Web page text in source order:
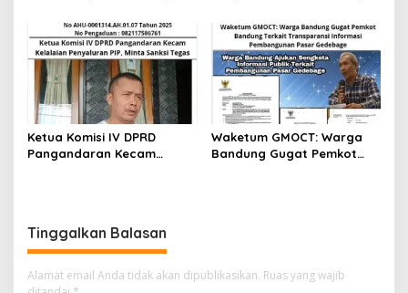
Berharap Terselenggara
Demokratis dan
Transparan
Dilaporkan ke Polda Jabar
Ketua Komisi IV DPRD
Pangandaran Kecam
Waketum GMOCT: Warga
Bandung Gugat Pemkot
Tinggalkan Balasan
Alamat email Anda tidak akan dipublikasikan. Ruas yang wajib